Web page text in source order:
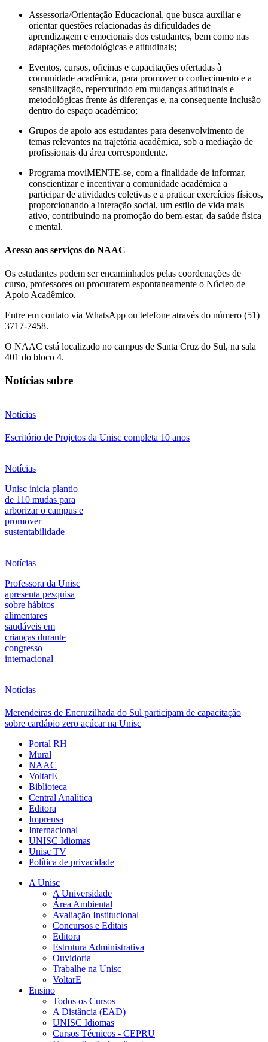
Assessoria/Orientação Educacional, que busca auxiliar e
orientar questões relacionadas às dificuldades de
aprendizagem e emocionais dos estudantes, bem como nas
adaptações metodológicas e atitudinais;
Eventos, cursos, oficinas e capacitações ofertadas à
comunidade acadêmica, para promover o conhecimento e a
sensibilização, repercutindo em mudanças atitudinais e
metodológicas frente às diferenças e, na consequente inclusão
dentro do espaço acadêmico;
Grupos de apoio aos estudantes para desenvolvimento de
temas relevantes na trajetória acadêmica, sob a mediação de
profissionais da área correspondente.
Programa moviMENTE-se, com a finalidade de informar,
conscientizar e incentivar a comunidade acadêmica a
participar de atividades coletivas e a praticar exercícios físicos,
proporcionando a interação social, um estilo de vida mais
ativo, contribuindo na promoção do bem-estar, da saúde física
e mental.
Acesso aos serviços do NAAC
Os estudantes podem ser encaminhados pelas coordenações de
curso, professores ou procurarem espontaneamente o Núcleo de
Apoio Acadêmico.
Entre em contato via WhatsApp ou telefone através do número (51)
3717-7458.
O NAAC está localizado no campus de Santa Cruz do Sul, na sala
401 do bloco 4.
Notícias sobre
Notícias
Escritório de Projetos da Unisc completa 10 anos
Notícias
Unisc inicia plantio
de 110 mudas para
arborizar o campus e
promover
sustentabilidade
Notícias
Professora da Unisc
apresenta pesquisa
sobre hábitos
alimentares
saudáveis em
crianças durante
congresso
internacional
Notícias
Merendeiras de Encruzilhada do Sul participam de capacitação
sobre cardápio zero açúcar na Unisc
Portal RH
Mural
NAAC
VoltarE
Biblioteca
Central Analítica
Editora
Imprensa
Internacional
UNISC Idiomas
Unisc TV
Política de privacidade
A Unisc
A Universidade
Área Ambiental
Avaliação Institucional
Concursos e Editais
Editora
Estrutura Administrativa
Ouvidoria
Trabalhe na Unisc
VoltarE
Ensino
Todos os Cursos
A Distância (EAD)
UNISC Idiomas
Cursos Técnicos - CEPRU